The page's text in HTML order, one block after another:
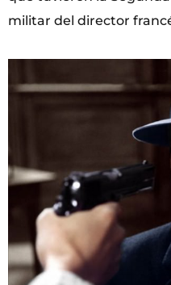
militar del director